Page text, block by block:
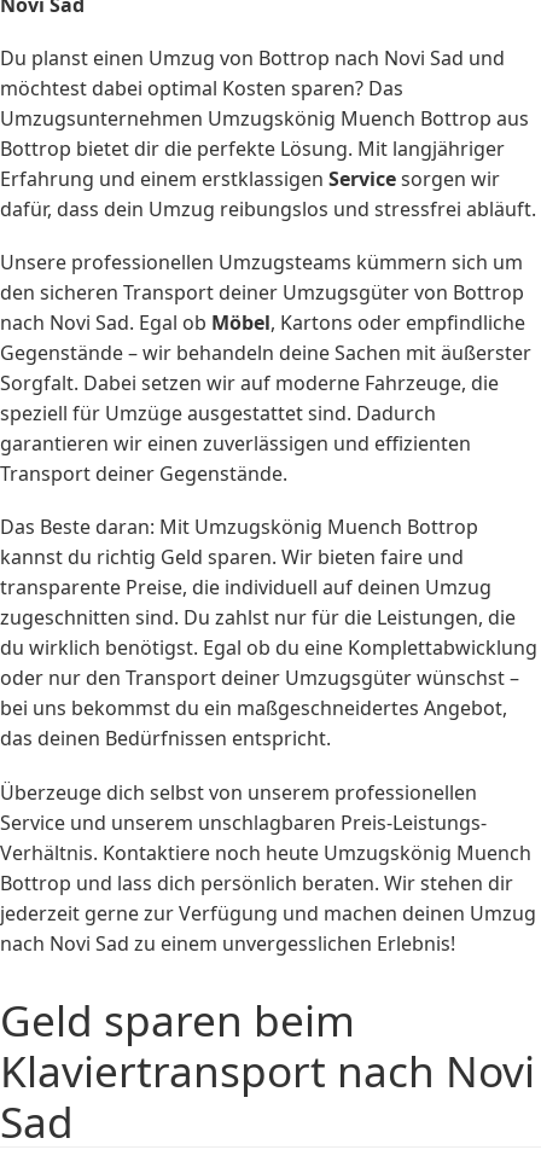
Du planst einen Umzug von Bottrop nach Novi Sad und
möchtest dabei optimal Kosten sparen? Das
Umzugsunternehmen Umzugskönig Muench Bottrop aus
Bottrop bietet dir die perfekte Lösung. Mit langjähriger
Erfahrung und einem erstklassigen Servicesorgen wir
dafür, dass dein Umzug reibungslos und stressfrei abläuft.
Unsere professionellen Umzugsteams kümmern sich um
den sicheren Transport deiner Umzugsgüter von Bottrop
nach Novi Sad. Egal ob Möbel, Kartons oder empfindliche
Gegenstände – wir behandeln deine Sachen mit äußerster
Sorgfalt. Dabei setzen wir auf moderne Fahrzeuge, die
speziell für Umzüge ausgestattet sind. Dadurch
garantieren wir einen zuverlässigen und effizienten
Transport deiner Gegenstände.
Das Beste daran: Mit Umzugskönig Muench Bottrop
kannst du richtig Geld sparen. Wir bieten faire und
transparente Preise, die individuell auf deinen Umzug
zugeschnitten sind. Du zahlst nur für die Leistungen, die
du wirklich benötigst. Egal ob du eine Komplettabwicklung
oder nur den Transport deiner Umzugsgüter wünschst –
bei uns bekommst du ein maßgeschneidertes Angebot,
das deinen Bedürfnissen entspricht.
Überzeuge dich selbst von unserem professionellen
Service und unserem unschlagbaren Preis-Leistungs-
Verhältnis. Kontaktiere noch heute Umzugskönig Muench
Bottrop und lass dich persönlich beraten. Wir stehen dir
jederzeit gerne zur Verfügung und machen deinen Umzug
nach Novi Sad zu einem unvergesslichen Erlebnis!
Geld sparen beim
Klaviertransport nach Novi
Sad